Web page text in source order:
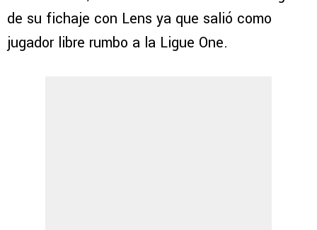
de su fichaje con Lens ya que salió como
jugador libre rumbo a la Ligue One.